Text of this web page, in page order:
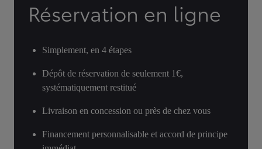
Réservation en ligne
Simplement, en 4 étapes
Dépôt de réservation de seulement 1€,
systématiquement restitué
Livraison en concession ou près de chez vous
Financement personnalisable et accord de principe